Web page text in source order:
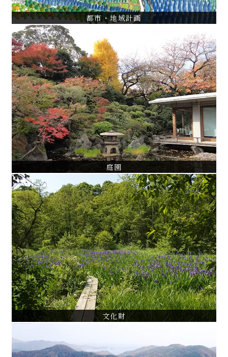
都市・地域計画
庭園
庭園
旧秋田藩主佐竹氏別邸（如斯亭）庭園修復設計・監理
港区指定名勝旧岩崎庭園保存管理計画
練馬区牧野記念庭園植生保全管理計画
VIEW ALL
文化財
文化財
天然記念物「ケヤキ並木」保存管理計画
天然記念物「三宝寺池沼沢植物群落」保全基本計画
東京都指定名勝「等々力渓谷」保全管理計画
VIEW ALL